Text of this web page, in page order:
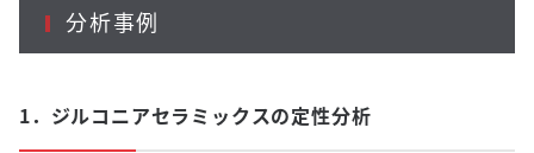
分析事例
1．ジルコニアセラミックスの定性分析